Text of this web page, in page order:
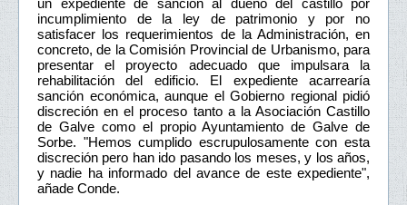
un expediente de sanción al dueño del castillo por
incumplimiento de la ley de patrimonio y por no
satisfacer los requerimientos de la Administración, en
concreto, de la Comisión Provincial de Urbanismo, para
presentar el proyecto adecuado que impulsara la
rehabilitación del edificio. El expediente acarrearía
sanción económica, aunque el Gobierno regional pidió
discreción en el proceso tanto a la Asociación Castillo
de Galve como el propio Ayuntamiento de Galve de
Sorbe. "Hemos cumplido escrupulosamente con esta
discreción pero han ido pasando los meses, y los años,
y nadie ha informado del avance de este expediente",
añade Conde.